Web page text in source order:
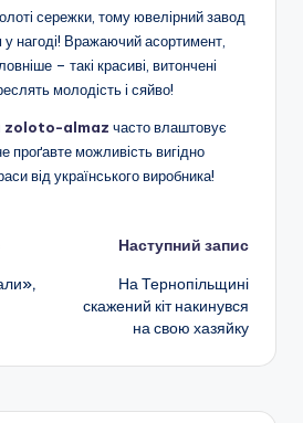
сережки, тому ювелірний завод
нагоді! Вражаючий асортимент,
– такі красиві, витончені
молодість і сяйво!
zoloto-almaz часто влаштовує
проґавте можливість вигідно
від українського виробника!
Наступний запис
На Тернопільщині
скажений кіт накинувся
на свою хазяйку